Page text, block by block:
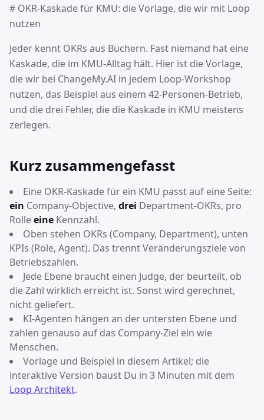
# OKR-Kaskade für KMU: die Vorlage, die wir mit Loop
nutzen
Jeder kennt OKRs aus Büchern. Fast niemand hat eine
Kaskade, die im KMU-Alltag hält. Hier ist die Vorlage,
die wir bei ChangeMy.AI in jedem Loop-Workshop
nutzen, das Beispiel aus einem 42-Personen-Betrieb,
und die drei Fehler, die die Kaskade in KMU meistens
zerlegen.
Kurz zusammengefasst
Eine OKR-Kaskade für ein KMU passt auf eine Seite:
ein Company-Objective, drei Department-OKRs, pro
Rolleeine Kennzahl.
Oben stehen OKRs (Company, Department), unten
KPIs (Role, Agent). Das trennt Veränderungsziele von
Betriebszahlen.
Jede Ebene braucht einen Judge, der beurteilt, ob
die Zahl wirklich erreicht ist. Sonst wird gerechnet,
nicht geliefert.
KI-Agenten hängen an der untersten Ebene und
zahlen genauso auf das Company-Ziel ein wie
Menschen.
Vorlage und Beispiel in diesem Artikel; die
interaktive Version baust Du in 3 Minuten mit dem
Loop Architekt.